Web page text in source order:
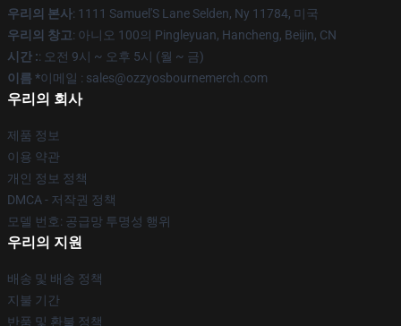
우리의 본사: 1111 Samuel'S Lane Selden, Ny 11784, 미국
우리의 창고: 아니오 100의 Pingleyuan, Hancheng, Beijin, CN
시간 :: 오전 9시 ~ 오후 5시 (월 ~ 금)
이름 *이메일 : sales@ozzyosbournemerch.com
우리의 회사
제품 정보
이용 약관
개인 정보 정책
DMCA - 저작권 정책
모델 번호: 공급망 투명성 행위
우리의 지원
배송 및 배송 정책
지불 기간
반품 및 환불 정책